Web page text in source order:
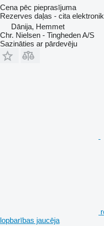
Cena pēc pieprasījuma
Rezerves daļas - cita
Dānija, Hemmet
Chr. Nielsen - Tingheden A/S
Sazināties ar pārdevēju
lopbarības jaucēja